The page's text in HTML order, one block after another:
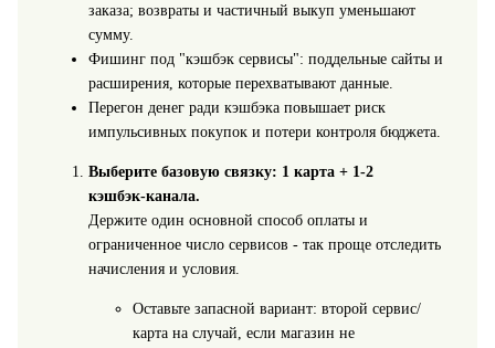
заказа; возвраты и частичный выкуп уменьшают
сумму.
Фишинг под "кэшбэк сервисы": поддельные сайты и
расширения, которые перехватывают данные.
Перегон денег ради кэшбэка повышает риск
импульсивных покупок и потери контроля бюджета.
Выберите базовую связку: 1 карта + 1-2
кэшбэк‑канала.
Держите один основной способ оплаты и
ограниченное число сервисов - так проще отследить
начисления и условия.
Оставьте запасной вариант: второй сервис/
карта на случай, если магазин не